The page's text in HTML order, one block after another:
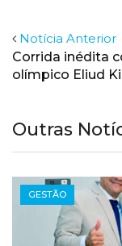
Notícia Anterior
Corrida inédita
olímpico Eliud
Outras
GESTÃO